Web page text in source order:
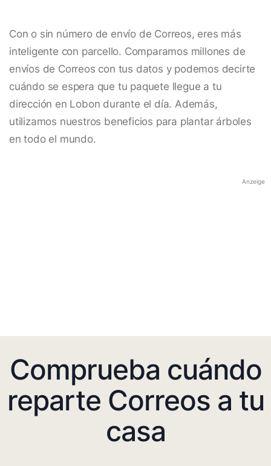
Con o sin número de envío de Correos, eres más
inteligente con parcello. Comparamos millones de
envíos de Correos con tus datos y podemos decirte
cuándo se espera que tu paquete llegue a tu
dirección en Lobon durante el día. Además,
utilizamos nuestros beneficios para plantar árboles
en todo el mundo.
Anzeige
Comprueba cuándo
reparte Correos a tu
casa